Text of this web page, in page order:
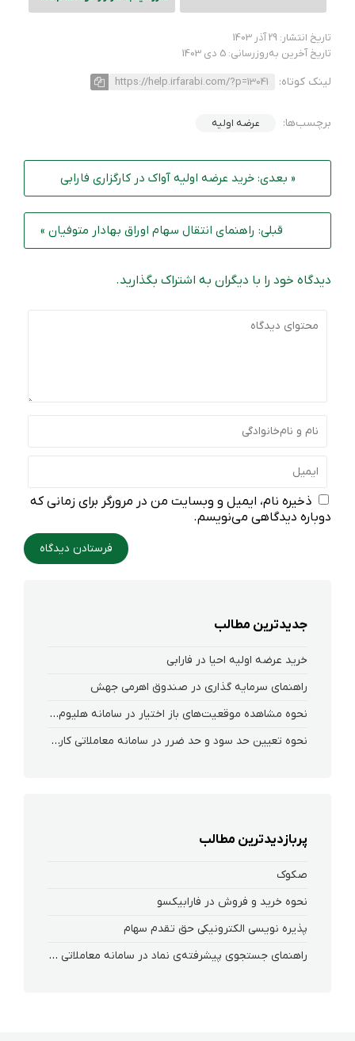
تاریخ انتشار: 29 آذر 1403
تاریخ آخرین به‌روزرسانی: 5 دی 1403
لینک کوتاه: https://help.irfarabi.com/?p=13041
برچسب‌ها: عرضه اولیه
« بعدی: خرید عرضه اولیه آواک در کارگزاری فارابی
قبلی: راهنمای انتقال سهام اوراق بهادار متوفیان »
دیدگاه خود را با دیگران به اشتراک بگذارید.
ذخیره نام، ایمیل و وبسایت من در مرورگر برای زمانی که
دوباره دیدگاهی می‌نویسم.
جدیدترین مطالب
خرید عرضه اولیه احیا در فارابی
راهنمای سرمایه گذاری در صندوق اهرمی جهش
نحوه‌ مشاهده‌ موقعیت‌های باز اختیار در سامانه هلیوم و نکست
نحوه تعیین حد سود و حد ضرر در سامانه معاملاتی کارگزاری فارابی
پربازدیدترین مطالب
صکوک
نحوه خرید و فروش در فارابیکسو
پذیره نویسی الکترونیکی حق تقدم سهام
راهنمای جستجوی پیشرفته‌ی نماد در سامانه معاملاتی ریواس